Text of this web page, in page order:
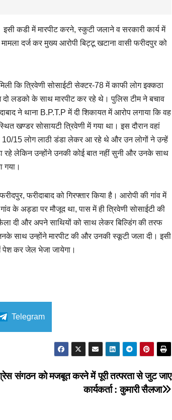
इसी कडी में मारपीट करने, स्कुटी जलाने व सरकारी कार्य में
दर्ज कर मुख्य आरोपी बिट्टू खटाना वासी फरीदपुर को
कि त्रिवेणी सोसाईटी सेक्टर-78 में काफी लोग इक्कठा
दो लडको के साथ मारपीट कर रहे थे। पुलिस टीम ने बचाव
ने थाना B.P.T.P में दी शिकायत में आरोप लगाया कि वह
खण्डर सोसायटी त्रिवेणी में गया था। इस दौरान वहां
15 लोग लाठी डंडा लेकर आ रहे थे और उन लोगों ने उन्हें
रहे लेकिन उन्होंने उनकी कोई बात नहीं सुनी और उनके साथ
गया।
फरीदाबाद को गिरफ्तार किया है। आरोपी की गांव में
के अड्डा पर मौजूद था, पास में ही त्रिवेणी सोसाईटी की
दी और अपने साथियों को साथ लेकर बिल्डिंग की तरफ
साथ उन्होंने मारपीट की और उनकी स्कूटी जला दी। इसी
पेश कर जेल भेजा जायेगा।
Share
Telegram
संगठन को मजबूत करने में पूरी तत्परता से जुट जाए
कार्यकर्ता : कुमारी सैलजा